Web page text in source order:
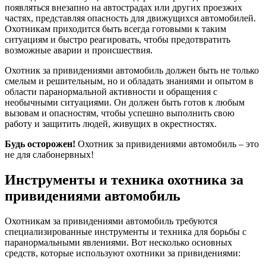
появляться внезапно на автострадах или других проезжих
частях, представляя опасность для движущихся автомобилей.
Охотникам приходится быть всегда готовыми к таким
ситуациям и быстро реагировать, чтобы предотвратить
возможные аварии и происшествия.
Охотник за привидениями автомобиль должен быть не только
смелым и решительным, но и обладать знаниями и опытом в
области паранормальной активности и обращения с
необычными ситуациями. Он должен быть готов к любым
вызовам и опасностям, чтобы успешно выполнить свою
работу и защитить людей, живущих в окрестностях.
Будь осторожен! Охотник за привидениями автомобиль – это
не для слабонервных!
Инструменты и техника охотника за
привидениями автомобиль
Охотникам за привидениями автомобиль требуются
специализированные инструменты и техника для борьбы с
паранормальными явлениями. Вот несколько основных
средств, которые используют охотники за привидениями: